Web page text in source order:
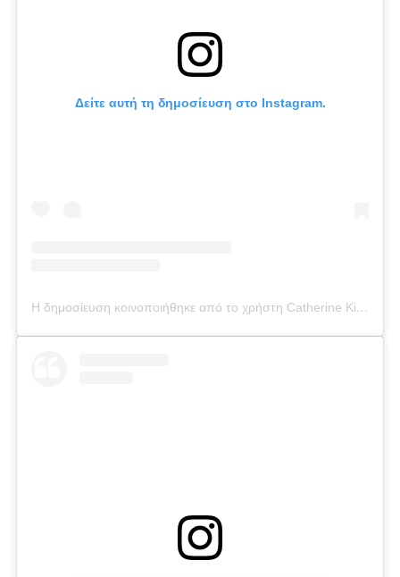
Δείτε αυτή τη δημοσίευση στο Instagram.
Η δημοσίευση κοινοποιήθηκε από το χρήστη Catherine Kikilia (@catherine_kikilia)